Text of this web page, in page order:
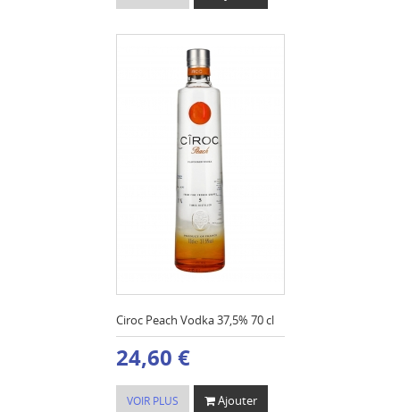
Ciroc Peach Vodka 37,5% 70 cl
24,60 €
VOIR PLUS Ajouter